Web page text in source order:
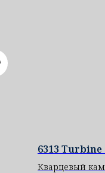
6313 Turbine
Кварцевый